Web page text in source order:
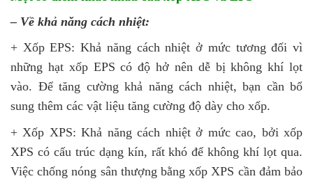
– Về khả năng cách nhiệt:
+ Xốp EPS: Khả năng cách nhiệt ở mức tương đối vì
những hạt xốp EPS có độ hở nên dễ bị không khí lọt
vào. Để tăng cường khả năng cách nhiệt, bạn cần bổ
sung thêm các vật liệu tăng cường độ dày cho xốp.
+ Xốp XPS: Khả năng cách nhiệt ở mức cao, bởi xốp
XPS có cấu trúc dạng kín, rất khó để không khí lọt qua.
Việc chống nóng sân thượng bằng xốp XPS cần đảm bảo